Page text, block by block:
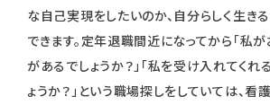
な自己実現をしたいのか、自分らしく生き
できます。定年退職間近になってから「私
があるでしょうか？」「私を受け入れてくれ
ょうか？」という職場探しをしていては、看